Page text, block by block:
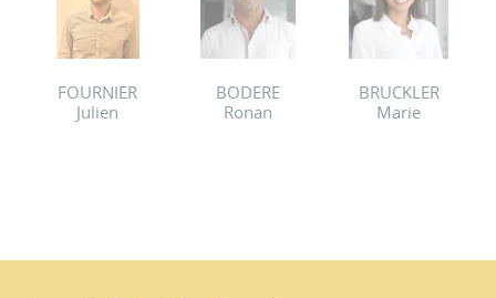
FOURNIER
Julien
BODERE
Ronan
BRUCKLER
Marie